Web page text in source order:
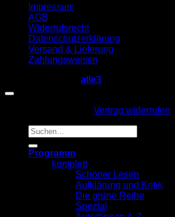
Impressum
AGB
Widerrufsrecht
Datenschutzerklärung
Versand & Lieferung
Zahlungsweisen
alle3
Vertrag widerrufen
Suche
nach:
Programm
komplett
Schöner Lesen
Aufklärung und Kritik
Die grüne Reihe
Spezial